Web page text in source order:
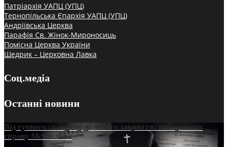
Патріархія УАПЦ (УПЦ)
Тернопільська Єпархія УАПЦ (УПЦ)
Андріївська Церква
Парафія Св. Жінок-Мироносиць
Помісна Церква України
Щедрик – Церковна Лавка
Соц.медіа
Останні новини
Від гучного скандалу до тихого закриття: хто зупинив
справу Мстислава